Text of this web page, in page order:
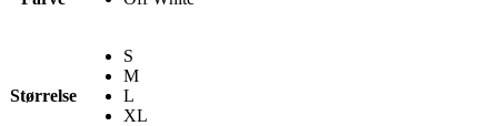
Størrelse
S
M
L
XL